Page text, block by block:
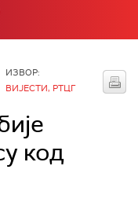
ИЗВОР:
ВИЈЕСТИ, РТЦГ
код